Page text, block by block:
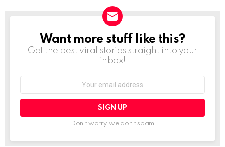
NEWSLETTER
Want more stuff like this?
Get the best viral stories straight into your
inbox!
Don't worry, we don't spam